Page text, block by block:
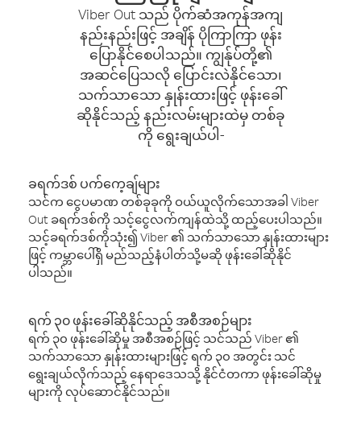
Viber Out သည် ပိုက်ဆံအကုန်အကျ
နည်းနည်းဖြင့် အချိန် ပိုကြာကြာ ဖုန်း
ပြောနိုင်စေပါသည်။ ကျွန်ုပ်တို့၏
အဆင်ပြေသလို ပြောင်းလဲနိုင်သော၊
သက်သာသော နှုန်းထားဖြင့် ဖုန်းခေါ်
ဆိုနိုင်သည့် နည်းလမ်းများထဲမှ တစ်ခု
ကို ရွေးချယ်ပါ-
ခရက်ဒစ် ပက်ကေ့ချ်များ
သင်က ငွေပမာဏ တစ်ခုခုကို ဝယ်ယူလိုက်သောအခါ Viber
Out ခရက်ဒစ်ကို သင့်ငွေလက်ကျန်ထဲသို့ ထည့်ပေးပါသည်။
သင့်ခရက်ဒစ်ကိုသုံး၍ Viber ၏ သက်သာသော နှုန်းထားများ
ဖြင့် ကမ္ဘာပေါ်ရှိ မည်သည့်နံပါတ်သို့မဆို ဖုန်းခေါ်ဆိုနိုင်
ပါသည်။
ရက် ၃၀ ဖုန်းခေါ်ဆိုနိုင်သည့် အစီအစဉ်များ
ရက် ၃၀ ဖုန်းခေါ်ဆိုမှု အစီအစဉ်ဖြင့် သင်သည် Viber ၏
သက်သာသော နှုန်းထားများဖြင့် ရက် ၃၀ အတွင်း သင်
ရွေးချယ်လိုက်သည့် နေရာဒေသသို့ နိုင်ငံတကာ ဖုန်းခေါ်ဆိုမှု
များကို လုပ်ဆောင်နိုင်သည်။